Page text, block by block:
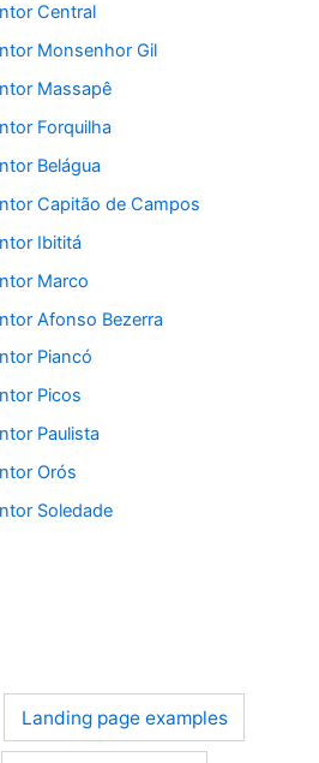
Central
Monsenhor Gil
Massapê
Forquilha
Belágua
Capitão de Campos
Ibititá
Marco
Afonso Bezerra
Piancó
Picos
Paulista
Orós
Soledade
Landing page examples